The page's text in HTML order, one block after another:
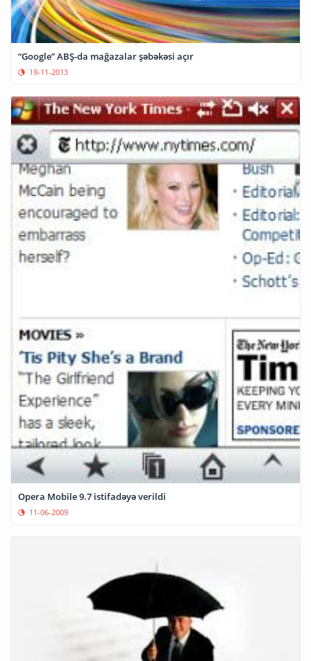
“Google” ABŞ-da mağazalar şəbəkəsi açır
19-11-2013
Opera Mobile 9.7 istifadəyə verildi
11-06-2009